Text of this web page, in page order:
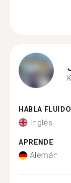
HABLA FLUIDO
Inglés
APRENDE
Alemán